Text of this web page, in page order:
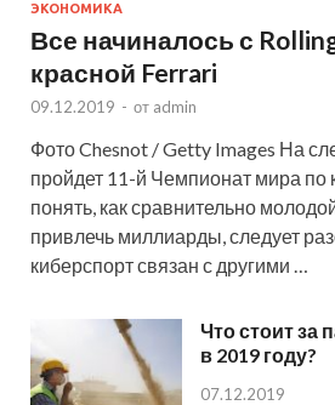
ЭКОНОМИКА
Все начиналось с
красной Ferrari
09.12.2019 - от admin
Фото Chesnot / Getty Images На
пройдет 11-й Чемпионат мира по
понять, как сравнительно
привлечь миллиарды, следует
киберспорт связан с другими …
Что стоит за
в 2019 году?
07.12.2019